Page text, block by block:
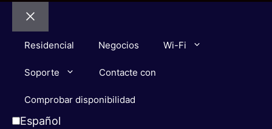
Cerrar
Residencial Negocios Wi-Fi
Soporte Contacte con
Comprobar disponibilidad
Español